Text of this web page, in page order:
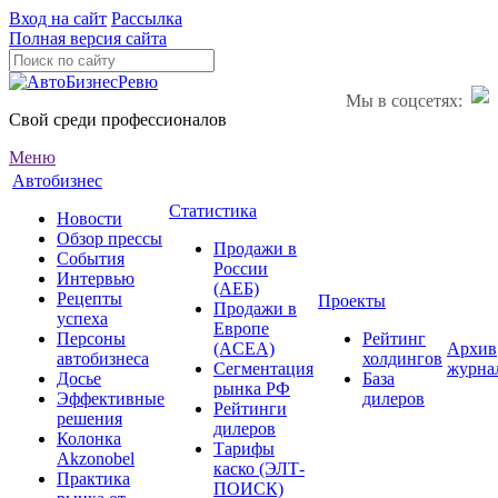
Вход на сайт Рассылка
Полная версия сайта
Мы в соцсетях:
Свой среди профессионалов
Меню
Автобизнес
Новости
Обзор прессы
События
Интервью
Рецепты
успеха
Персоны
автобизнеса
Досье
Эффективные
решения
Колонка
Akzonobel
Практика
Статистика
Продажи в
России
(АЕБ)
Продажи в
Европе
(ACEA)
Сегментация
рынка РФ
Рейтинги
дилеров
Тарифы
каско (ЭЛТ-
ПОИСК)
Проекты
Рейтинг
холдингов
База
дилеров
Архив